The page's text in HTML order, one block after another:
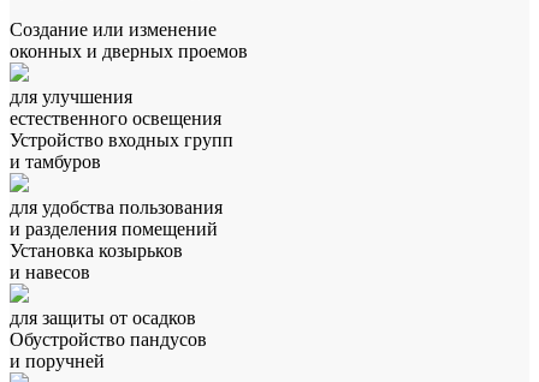
Создание или изменение
оконных и дверных проемов
для улучшения
естественного освещения
Устройство входных групп
и тамбуров
для удобства пользования
и разделения помещений
Установка козырьков
и навесов
для защиты от осадков
Обустройство пандусов
и поручней